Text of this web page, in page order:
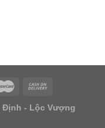
Định - Lộc Vượng